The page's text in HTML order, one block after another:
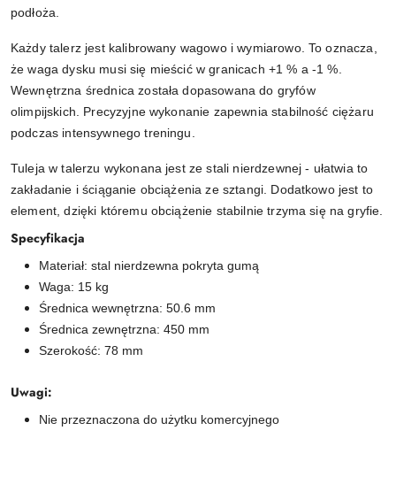
podłoża.
Każdy talerz jest kalibrowany wagowo i wymiarowo. To oznacza,
że waga dysku musi się mieścić w granicach +1 % a -1 %.
Wewnętrzna średnica została dopasowana do gryfów
olimpijskich. Precyzyjne wykonanie zapewnia stabilność ciężaru
podczas intensywnego treningu.
Tuleja w talerzu wykonana jest ze stali nierdzewnej - ułatwia to
zakładanie i ściąganie obciążenia ze sztangi. Dodatkowo jest to
element, dzięki któremu obciążenie stabilnie trzyma się na gryfie.
Specyfikacja
Materiał: stal nierdzewna pokryta gumą
Waga: 15 kg
Średnica wewnętrzna: 50.6 mm
Średnica zewnętrzna: 450 mm
Szerokość: 78 mm
Uwagi:
Nie przeznaczona do użytku komercyjnego